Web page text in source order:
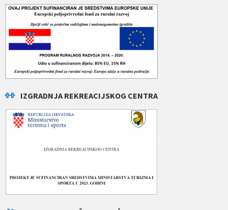
IZGRADNJA REKREACIJSKOG CENTRA